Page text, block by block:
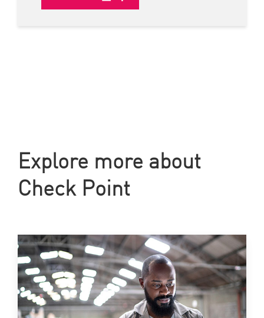
Explore more about
Check Point